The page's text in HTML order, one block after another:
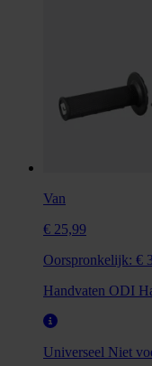
Van
€ 25,99
Oorspronkelijk: €
Handvaten ODI
Universeel Niet